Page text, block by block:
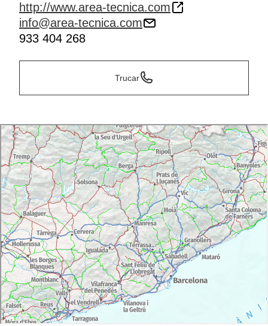
http://www.area-tecnica.com
info@area-tecnica.com
933 404 268
Trucar